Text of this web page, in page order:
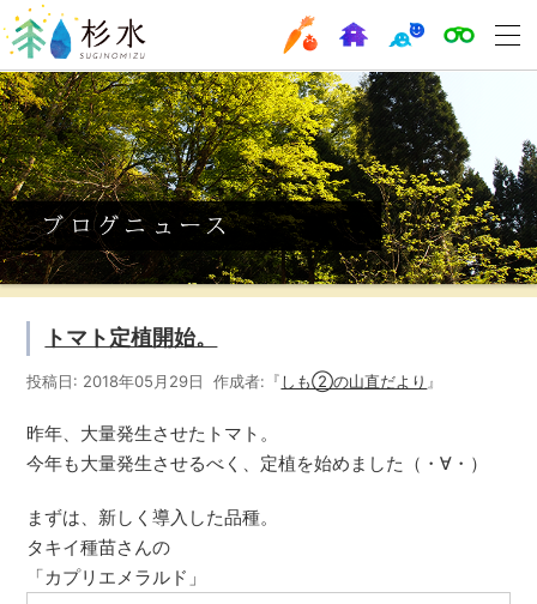
トマト定植開始。
投稿日: 2018年05月29日 作成者:『しも②の山直だより 』
昨年、大量発生させたトマト。
今年も大量発生させるべく、定植を始めました（・∀・）
まずは、新しく導入した品種。
タキイ種苗さんの
「カプリエメラルド」